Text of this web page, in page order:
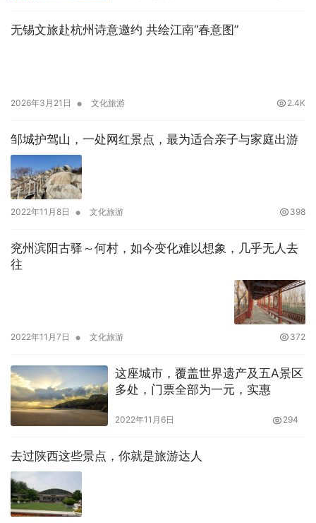
无锡文旅赴杭州诗意邀约 共绘江南“春意图”
2026年3月21日 • 文化旅游 2.4K
邹城护驾山，一处网红景点，最为适合亲子与家庭出游
2022年11月8日 • 文化旅游 398
兖州滨阳古驿～何村，如今变化难以想象，几乎无人去
往
2022年11月7日 • 文化旅游 372
这座城市，覆盖世界遗产及五A景区
多处，门票全部为一元，实惠
2022年11月6日 294
去过陕西这些景点，你就是旅游达人